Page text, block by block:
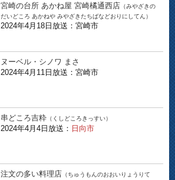
宮崎の台所 あかね屋 宮崎橘通西店 （みやざきの
だいどころ あかねや みやざきたちばなどおりにしてん）
2024年4月18日放送：宮崎市
ヌーベル・シノワ まさ
2024年4月11日放送：宮崎市
串どころ吉粋 （くしどころきっすい）
2024年4月4日放送： 日向市
注文の多い料理店 （ちゅうもんのおおいりょうりて